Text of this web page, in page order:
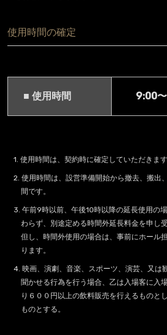
使用時間の確定
■ 使用時間 9:00
1. 使用時間は、契約時に確定していただきます
2. 使用時間は、設営準備開始から撤去、搬出
間です。
3. 午前9時以前、午後10時以降の延長使用の
わらず、別途定める時間外延長料金を申し受
但し、時間外使用の場合は、事前にホール
ります。
4. 映画、演劇、音楽、スポーツ、演芸、又は
聞かせる行為を行う場合、乙は入場客に入
り６００円以上の飲料販売を行えるものと
ものとする。